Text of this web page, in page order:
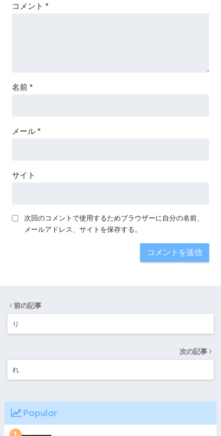
コメント *
名前 *
メール *
サイト
次回のコメントで使用するためブラウザーに自分の名前、
メールアドレス、サイトを保存する。
前の記事
り
次の記事
れ
Popular